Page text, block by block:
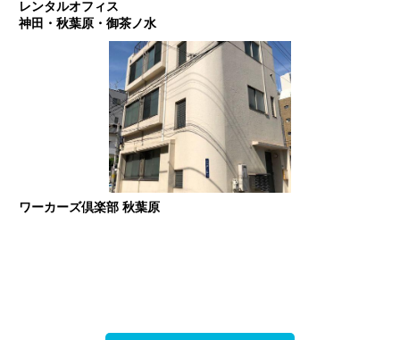
レンタルオフィス
神田・秋葉原・御茶ノ水
ワーカーズ倶楽部 秋葉原